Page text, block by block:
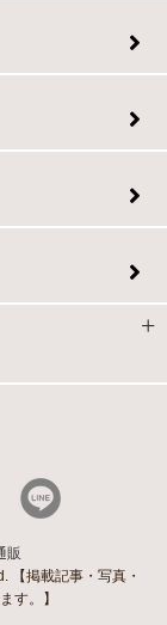
販
【掲載記事・写真・
す。】